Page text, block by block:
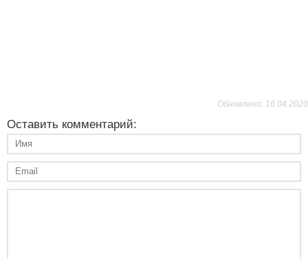
Обновлено: 16.04.2020
Оставить комментарий: